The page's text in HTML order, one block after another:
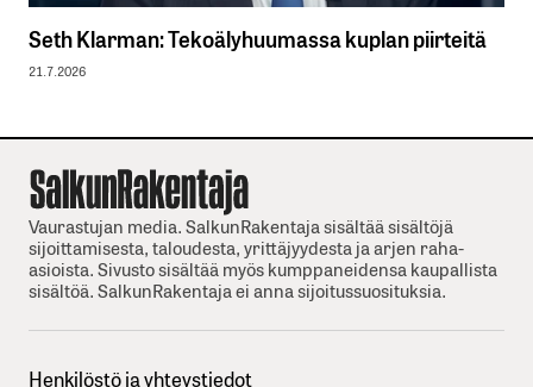
Seth Klarman: Tekoälyhuumassa kuplan piirteitä
21.7.2026
Vaurastujan media. SalkunRakentaja sisältää sisältöjä
sijoittamisesta, taloudesta, yrittäjyydesta ja arjen raha-
asioista. Sivusto sisältää myös kumppaneidensa kaupallista
sisältöä. SalkunRakentaja ei anna sijoitussuosituksia.
Henkilöstö ja yhteystiedot